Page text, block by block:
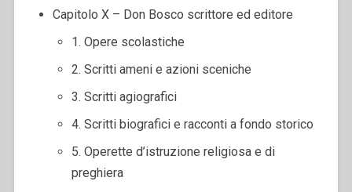
Capitolo X – Don Bosco scrittore ed editore
1. Opere scolastiche
2. Scritti ameni e azioni sceniche
3. Scritti agiografici
4. Scritti biografici e racconti a fondo storico
5. Operette d’istruzione religiosa e di
preghiera